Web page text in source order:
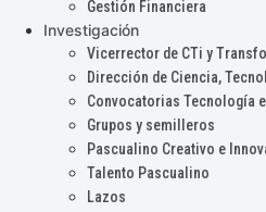
Gestión Financiera
Investigación
Vicerrector de CTi y
Dirección de Ciencia,
Convocatorias Tecnología
Grupos y semilleros
Pascualino Creativo e
Talento Pascualino
Lazos